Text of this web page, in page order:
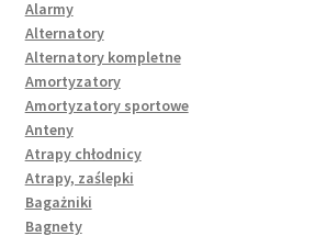
Alarmy
Alternatory
Alternatory kompletne
Amortyzatory
Amortyzatory sportowe
Anteny
Atrapy chłodnicy
Atrapy, zaślepki
Bagażniki
Bagnety